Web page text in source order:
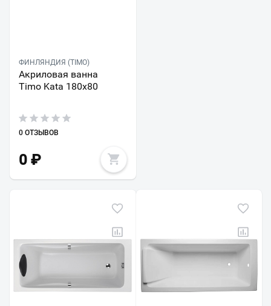
ФИНЛЯНДИЯ (TIMO)
Акриловая ванна
Timo Kata 180х80
0 ОТЗЫВОВ
0 ₽